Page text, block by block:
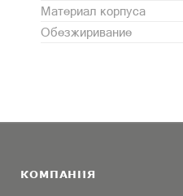
Материал корпуса
Обезжиривание
КОМПАНИЯ